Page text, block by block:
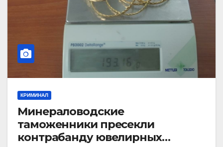
КРИМИНАЛ
Минераловодские
таможенники пресекли
контрабанду ювелирных